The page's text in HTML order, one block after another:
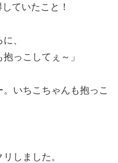
ていたこと！
、
っこしてぇ～」
。いちこちゃんも抱っこ
しました。